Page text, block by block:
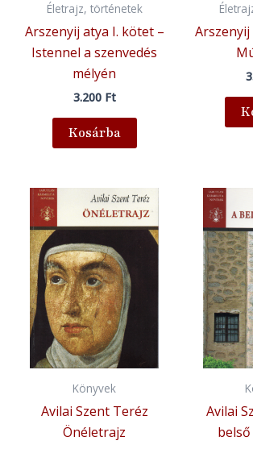
Életrajz, történetek
Arszenyij atya I. kötet –
Istennel a szenvedés
mélyén
3.200 Ft
Kosárba
Könyvek
Avilai Szent Teréz
Önéletrajz
Avilai